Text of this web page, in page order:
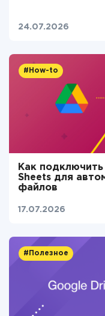
24.07.2026
#How-to
Как
Sheets для
файлов
17.07.2026
#Полезное